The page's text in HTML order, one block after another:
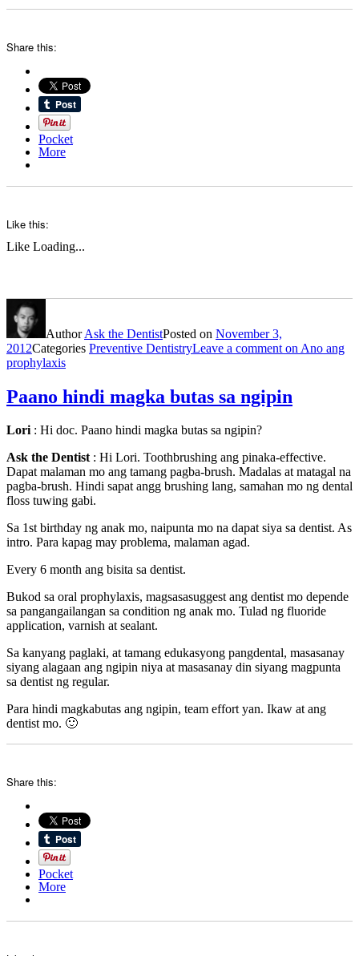
Share this:
Pocket
More
Like this:
Like Loading...
AuthorAsk the DentistPosted on November 3,
2012Categories Preventive DentistryLeave a comment on Ano ang
prophylaxis
Paano hindi magka butas sa ngipin
Lori: Hi doc. Paano hindi magka butas sa ngipin?
Ask the Dentist: Hi Lori. Toothbrushing ang pinaka-effective.
Dapat malaman mo ang tamang pagba-brush. Madalas at matagal na
pagba-brush. Hindi sapat angg brushing lang, samahan mo ng dental
floss tuwing gabi.
Sa 1st birthday ng anak mo, naipunta mo na dapat siya sa dentist. As
intro. Para kapag may problema, malaman agad.
Every 6 month ang bisita sa dentist.
Bukod sa oral prophylaxis, magsasasuggest ang dentist mo depende
sa pangangailangan sa condition ng anak mo. Tulad ng fluoride
application, varnish at sealant.
Sa kanyang paglaki, at tamang edukasyong pangdental, masasanay
siyang alagaan ang ngipin niya at masasanay din siyang magpunta
sa dentist ng regular.
Para hindi magkabutas ang ngipin, team effort yan. Ikaw at ang
dentist mo. 🙂
Share this:
Pocket
More